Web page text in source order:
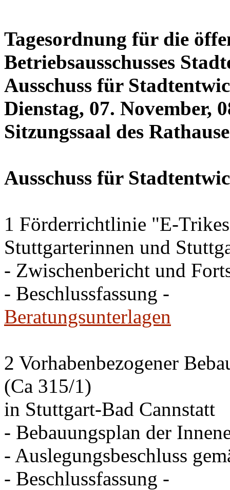
Tagesordnung für die
Betriebsausschusses
Ausschuss für
Dienstag, 07. November,
Sitzungssaal des
Ausschuss für
1 Förderrichtlinie "E-
Stuttgarterinnen und
- Zwischenbericht und
- Beschlussfassung -
Beratungsunterlagen
2 Vorhabenbezogener
(Ca 315/1)
in Stuttgart-Bad Cannstatt
- Bebauungsplan der
- Auslegungsbeschluss
- Beschlussfassung -